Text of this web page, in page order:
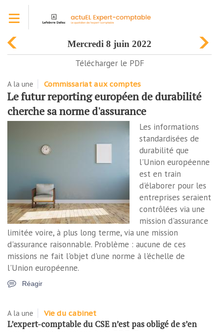
contenu
mercredi 8 juin 2022
Télécharger le PDF
A la une Commissariat aux comptes
Le futur reporting européen de durabilité
cherche sa norme d'assurance
Les informations
standardisées de
durabilité que
l'Union européenne
est en train
d'élaborer pour les
entreprises seraient
contrôlées via une
mission d'assurance
limitée voire, à plus long terme, via une mission
d'assurance raisonnable. Problème : aucune de ces
missions ne fait l'objet d'une norme à l'échelle de
l'Union européenne.
Réagir
A la une Vie du cabinet
L’expert-comptable du CSE n’est pas obligé de s’en